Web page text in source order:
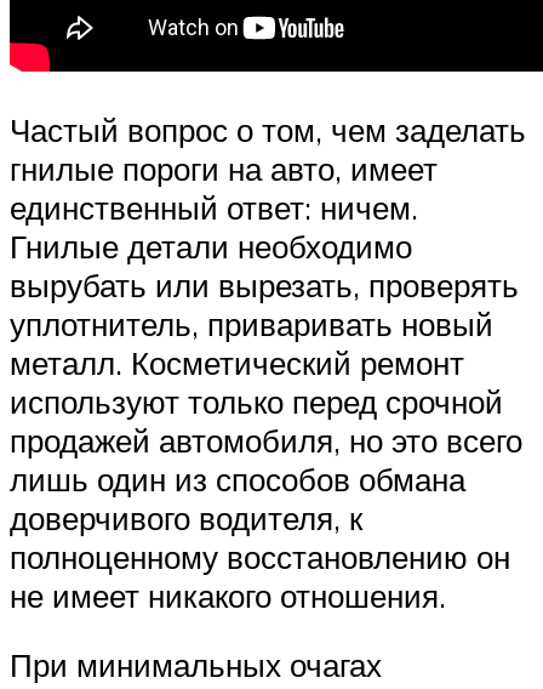
Частый вопрос о том, чем заделать
гнилые пороги на авто, имеет
единственный ответ: ничем.
Гнилые детали необходимо
вырубать или вырезать, проверять
уплотнитель, приваривать новый
металл. Косметический ремонт
используют только перед срочной
продажей автомобиля, но это всего
лишь один из способов обмана
доверчивого водителя, к
полноценному восстановлению он
не имеет никакого отношения.
При минимальных очагах